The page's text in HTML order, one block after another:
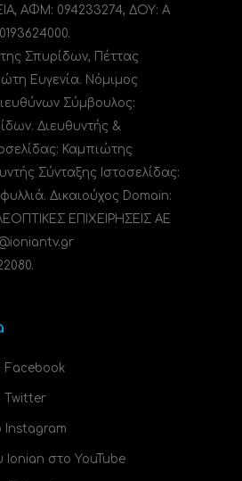
ΑΦΜ: 094233274, ΔΟΥ: A
Σπυρίδων, Πέττας
Ευγενία. Νόμιμος
Σύμβουλος:
Διευθυντής &
Καμπιώτης
Σύνταξης Ιστοσελίδας:
Δικαιούχος Domain:
ΕΠΙΧΕΙΡΗΣΕΙΣ ΑΕ
Facebook
Twitter
Instagram
Ionian στο YouTube